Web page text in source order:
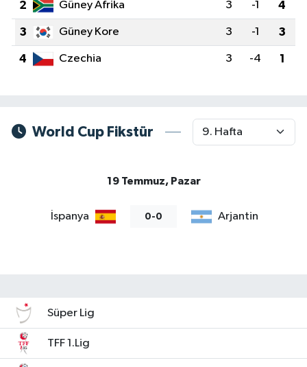
2 Güney Afrika 3 -1 4
3 Güney Kore 3 -1 3
4 Czechia 3 -4 1
World Cup Fikstür
19 Temmuz, Pazar
İspanya 0-0 Arjantin
Süper Lig
TFF 1.Lig
DEVREK
DÜZCE
GÖKÇEBEY